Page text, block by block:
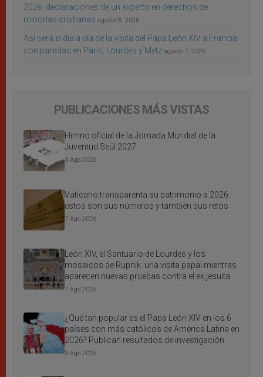
2026: declaraciones de un experto en derechos de
minorías cristianas agosto 8, 2026
Así será el día a día de la visita del Papa León XIV a Francia
con paradas en París, Lourdes y Metz agosto 7, 2026
PUBLICACIONES MÁS VISTAS
Himno oficial de la Jornada Mundial de la
Juventud Seúl 2027
3 Ago 2026
Vaticano transparenta su patrimonio a 2026:
estos son sus números y también sus retos
7 Ago 2026
León XIV, el Santuario de Lourdes y los
mosaicos de Rupnik: una visita papal mientras
aparecen nuevas pruebas contra el ex jesuita
7 Ago 2026
¿Qué tan popular es el Papa León XIV en los 6
países con más católicos de América Latina en
2026? Publican resultados de investigación
9 Ago 2026